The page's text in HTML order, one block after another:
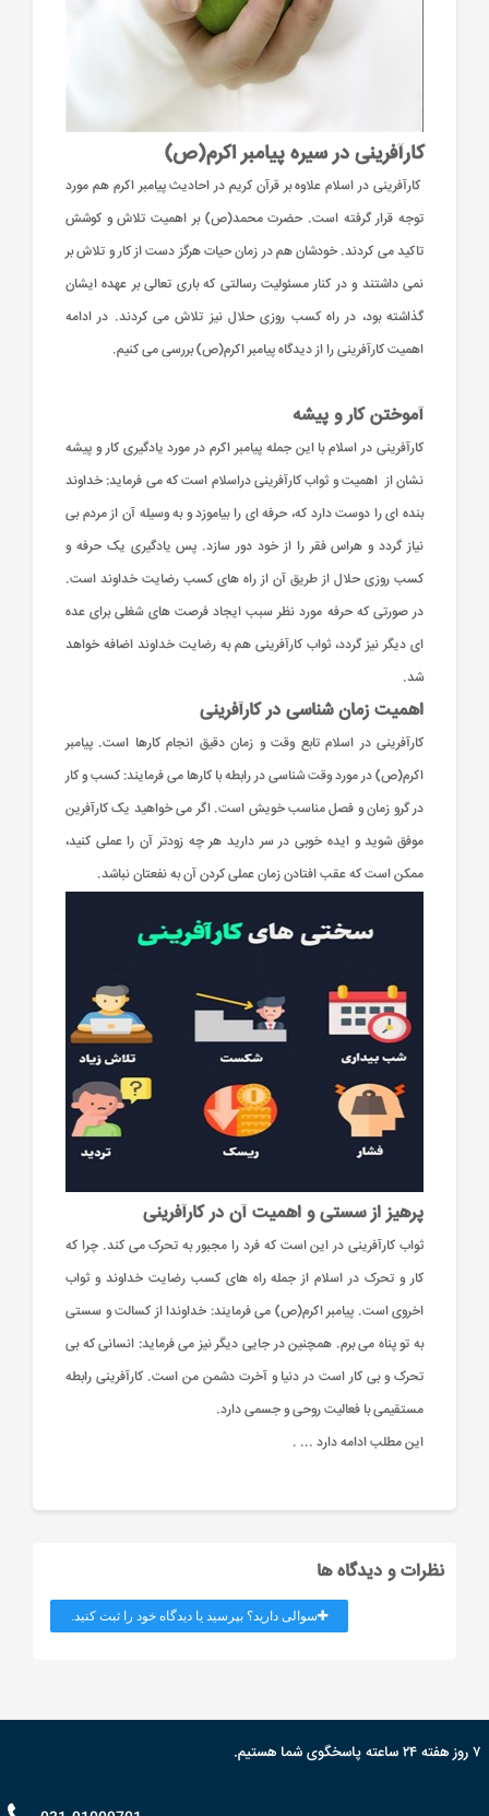
کارآفرینی در سیره پیامبر اکرم(ص)
کارآفرینی در اسلام علاوه بر قرآن کریم در احادیث پیامبر اکرم هم مورد
توجه قرار گرفته است. حضرت محمد(ص) بر اهمیت تلاش و کوشش
تاکید می کردند. خودشان هم در زمان حیات هرگز دست از کار و تلاش بر
نمی داشتند و در کنار مسئولیت رسالتی که باری تعالی بر عهده ایشان
گذاشته بود، در راه کسب روزی حلال نیز تلاش می کردند. در ادامه
اهمیت کارآفرینی را از دیدگاه پیامبر اکرم(ص) بررسی می کنیم.
آموختن کار و پیشه
کارآفرینی در اسلام با این جمله پیامبر اکرم در مورد یادگیری کار و پیشه
نشان از اهمیت و ثواب کارآفرینی دراسلام است که می فرماید: خداوند
بنده ای را دوست دارد که، حرفه ای را بیاموزد و به وسیله آن از مردم بی
نیاز گردد و هراس فقر را از خود دور سازد. پس یادگیری یک حرفه و
کسب روزی حلال از طریق آن از راه های کسب رضایت خداوند است.
در صورتی که حرفه مورد نظر سبب ایجاد فرصت های شغلی برای عده
ای دیگر نیز گردد، ثواب کارآفرینی هم به رضایت خداوند اضافه خواهد
شد.
اهمیت زمان شناسی در کارآفرینی
کارآفرینی در اسلام تابع وقت و زمان دقیق انجام کارها است. پیامبر
اکرم(ص) در مورد وقت شناسی در رابطه با کارها می فرمایند: کسب و کار
در گرو زمان و فصل مناسب خویش است. اگر می خواهید یک کارآفرین
موفق شوید و ایده خوبی در سر دارید هر چه زودتر آن را عملی کنید،
ممکن است که عقب افتادن زمان عملی کردن آن به نفعتان نباشد.
پرهیز از سستی و اهمیت آن در کارآفرینی
ثواب کارآفرینی در این است که فرد را مجبور به تحرک می کند. چرا که
کار و تحرک در اسلام از جمله راه های کسب رضایت خداوند و ثواب
اخروی است. پیامبر اکرم(ص) می فرمایند: خداوندا از کسالت و سستی
به تو پناه می برم. همچنین در جایی دیگر نیز می فرماید: انسانی که بی
تحرک و بی کار است در دنیا و آخرت دشمن من است. کارآفرینی رابطه
مستقیمی با فعالیت روحی و جسمی دارد.
این مطلب ادامه دارد ... .
نظرات و دیدگاه ها
سوالی دارید؟ بپرسید یا دیدگاه خود را ثبت کنید.
۷ روز هفته ۲۴ ساعته پاسخگوی شما هستیم.